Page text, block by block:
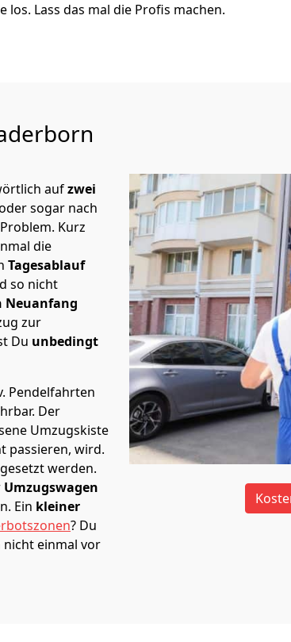
los. Lass das mal die Profis machen.
aufzwei
sogar nach
Kurz
die
Tagesablauf
so nicht
Neuanfang
zur
Du unbedingt
Pendelfahrten
Der
Umzugskiste
passieren, wird.
werden.
Umzugswagen
Ein kleiner
? Du
nicht einmal vor